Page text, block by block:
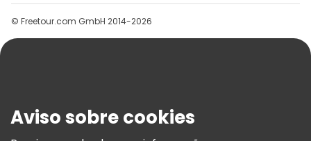
Grupos
Ajuda
Termos E Informações Legais
© Freetour.com GmbH 2014-2026
Aviso sobre cookies